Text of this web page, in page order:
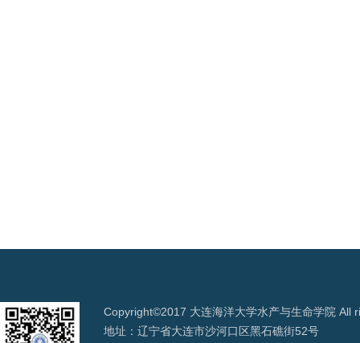
Copyright©2017 大连海洋大学水产与生命学院 All
地址：辽宁省大连市沙河口区黑石礁街52号